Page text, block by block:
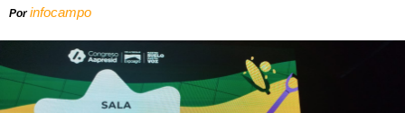
Porinfocampo